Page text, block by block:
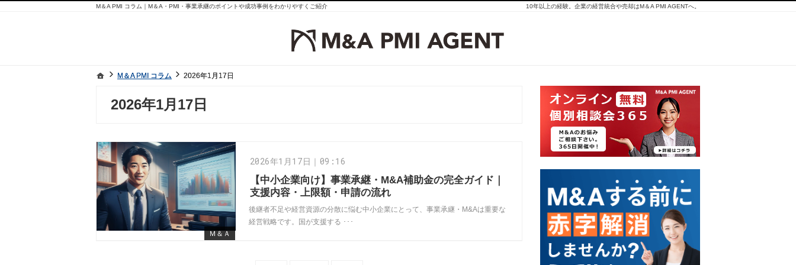
ホームM＆A PMI コラム 2026年1月17日
2026年1月17日
10年以上の経験。企業の経営統合や売却はM＆A PMI AGENTへ。
M＆A PMI コラム｜M＆A・PMI・事業承継のポイントや成功事例をわかりやすくご紹介
Ｍ＆Ａ
2026年1月17日｜09:16
【中小企業向け】事業承継・M&A補助金の完全ガイド｜
支援内容・上限額・申請の流れ
後継者不足や経営資源の分散に悩む中小企業にとって、事業承継・M&Aは重要な
経営戦略です。国が支援する ･･･
ホームM＆A PMI コラム 2026年1月17日